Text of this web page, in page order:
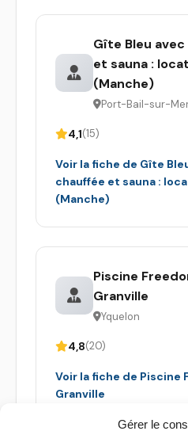
Gérer le
Gîte Bleu
et sauna :
(Manche)
Port-Bail-sur-
4,1(15)
Voir la fiche de Gîte
chauffée et sauna :
(Manche)
Piscine
Granville
Yquelon
4,8(20)
Voir la fiche de Piscine
Granville